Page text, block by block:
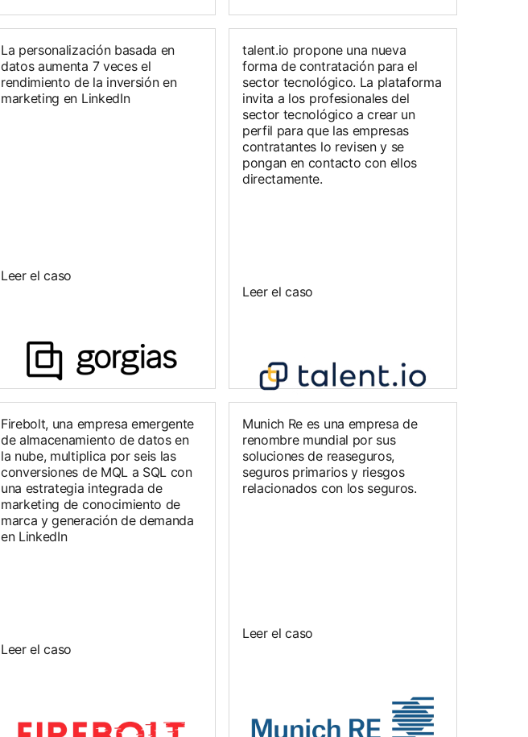
La personalización basada en
datos aumenta 7 veces el
rendimiento de la inversión en
marketing en LinkedIn
Leer el caso
talent.io propone una nueva
forma de contratación para el
sector tecnológico. La plataforma
invita a los profesionales del
sector tecnológico a crear un
perfil para que las empresas
contratantes lo revisen y se
pongan en contacto con ellos
directamente.
Leer el caso
Firebolt, una empresa emergente
de almacenamiento de datos en
la nube, multiplica por seis las
conversiones de MQL a SQL con
una estrategia integrada de
marketing de conocimiento de
marca y generación de demanda
en LinkedIn
Leer el caso
Munich Re es una empresa de
renombre mundial por sus
soluciones de reaseguros,
seguros primarios y riesgos
relacionados con los seguros.
Leer el caso